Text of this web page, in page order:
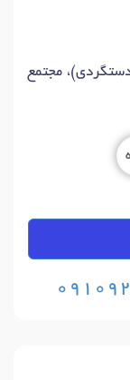
مجتمع